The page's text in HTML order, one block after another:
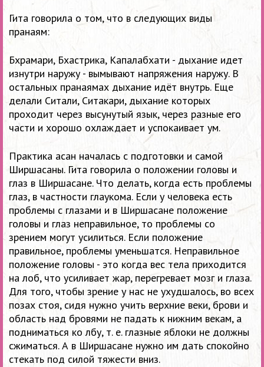
Гита говорила о том, что в следующих виды
пранаям:
Бхрамари, Бхастрика, Капалабхати - дыхание идет
изнутри наружу - вымывают напряжения наружу. В
остальных пранаямах дыхание идёт внутрь. Еще
делали Ситали, Ситакари, дыхание которых
проходит через высунутый язык, через разные его
части и хорошо охлаждает и успокаивает ум.
Практика асан началась с подготовки и самой
Ширшасаны. Гита говорила о положении головы и
глаз в Ширшасане. Что делать, когда есть проблемы
глаз, в частности глаукома. Если у человека есть
проблемы с глазами и в Ширшасане положение
головы и глаз неправильное, то проблемы со
зрением могут усилиться. Если положение
правильное, проблемы уменьшатся. Неправильное
положение головы - это когда вес тела приходится
на лоб, что усиливает жар, перегревает мозг и глаза.
Для того, чтобы зрение у нас не ухудшалось, во всех
позах стоя, сидя нужно учить верхние веки, брови и
область над бровями не падать к нижним векам, а
подниматься ко лбу, т. е. глазные яблоки не должны
сжиматься. А в Ширшасане нужно им дать спокойно
стекать под силой тяжести вниз.